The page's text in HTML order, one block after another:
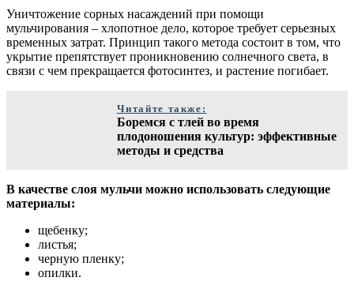
Уничтожение сорных насаждений при помощи
мульчирования – хлопотное дело, которое требует серьезных
временных затрат. Принцип такого метода состоит в том, что
укрытие препятствует проникновению солнечного света, в
связи с чем прекращается фотосинтез, и растение погибает.
Читайте также:
Боремся с тлей во время
плодоношения культур: эффективные
методы и средства
В качестве слоя мульчи можно использовать следующие
материалы:
щебенку;
листья;
черную пленку;
опилки.